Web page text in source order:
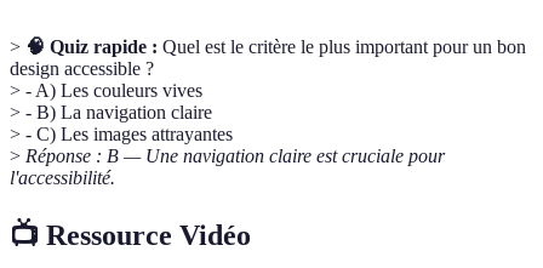
> 🧠 Quiz rapide : Quel est le critère le plus important pour un bon
design accessible ?
> - A) Les couleurs vives
> - B) La navigation claire
> - C) Les images attrayantes
> Réponse : B — Une navigation claire est cruciale pour
l'accessibilité.
📺 Ressource Vidéo